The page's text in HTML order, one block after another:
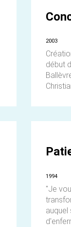
2003
début
1994
"Je
auquel